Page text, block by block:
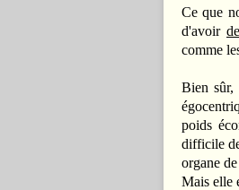
Ce que
d'avoir
comme
Bien sûr,
poids
difficile
organe
Mais elle